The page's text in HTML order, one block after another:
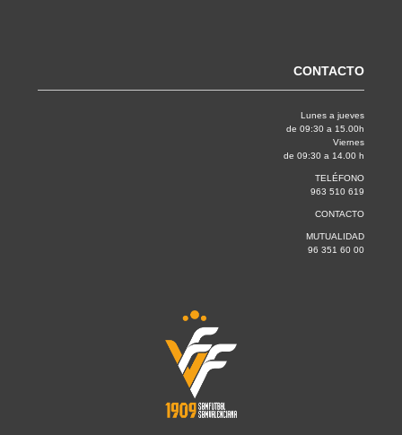
CONTACTO
Lunes a jueves
de 09:30 a 15.00h
Viernes
de 09:30 a 14.00 h
TELÉFONO
963 510 619
CONTACTO
MUTUALIDAD
96 351 60 00